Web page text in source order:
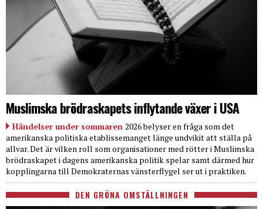
Muslimska brödraskapets inflytande växer i USA
Händelser under sommaren 2026 belyser en fråga som det
amerikanska politiska etablissemanget länge undvikit att ställa på
allvar. Det är vilken roll som organisationer med rötter i Muslimska
brödraskapet i dagens amerikanska politik spelar samt därmed hur
kopplingarna till Demokraternas vänsterflygel ser ut i praktiken.
DEN GRÖNA OMSTÄLLNINGEN